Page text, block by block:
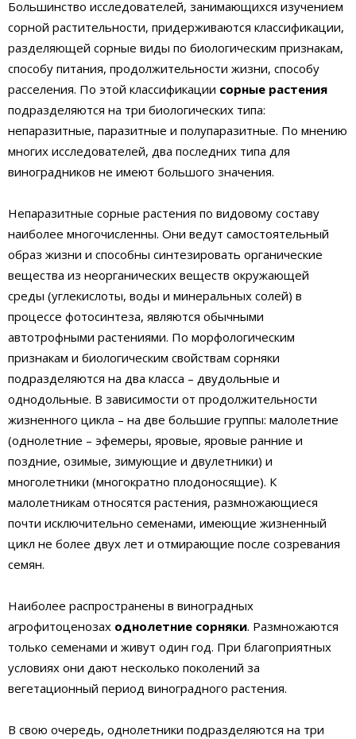
Большинство исследователей, занимающихся изучением
сорной растительности, придерживаются классификации,
разделяющей сорные виды по биологическим признакам,
способу питания, продолжительности жизни, способу
расселения. По этой классификации сорные растения
подразделяются на три биологических типа:
непаразитные, паразитные и полупаразитные. По мнению
многих исследователей, два последних типа для
виноградников не имеют большого значения.
Непаразитные сорные растения по видовому составу
наиболее многочисленны. Они ведут самостоятельный
образ жизни и способны синтезировать органические
вещества из неорганических веществ окружающей
среды (углекислоты, воды и минеральных солей) в
процессе фотосинтеза, являются обычными
автотрофными растениями. По морфологическим
признакам и биологическим свойствам сорняки
подразделяются на два класса – двудольные и
однодольные. В зависимости от продолжительности
жизненного цикла – на две большие группы: малолетние
(однолетние – эфемеры, яровые, яровые ранние и
поздние, озимые, зимующие и двулетники) и
многолетники (многократно плодоносящие). К
малолетникам относятся растения, размножающиеся
почти исключительно семенами, имеющие жизненный
цикл не более двух лет и отмирающие после созревания
семян.
Наиболее распространены в виноградных
агрофитоценозах однолетние сорняки. Размножаются
только семенами и живут один год. При благоприятных
условиях они дают несколько поколений за
вегетационный период виноградного растения.
В свою очередь, однолетники подразделяются на три